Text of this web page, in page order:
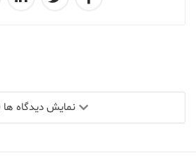
نمایش دیدگاه ها